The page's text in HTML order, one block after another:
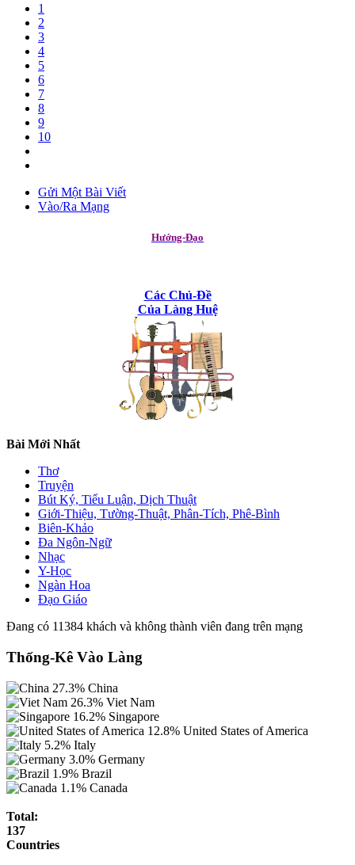
1
2
3
4
5
6
7
8
9
10
Gửi Một Bài Viết
Vào/Ra Mạng
Hướng-Đạo
Các Chủ-Đề
Của Làng Huệ
Bài Mới Nhất
Thơ
Truyện
Bút Ký, Tiểu Luận, Dịch Thuật
Giới-Thiệu, Tường-Thuật, Phân-Tích, Phê-Bình
Biên-Khảo
Đa Ngôn-Ngữ
Nhạc
Y-Học
Ngàn Hoa
Đạo Giáo
Đang có 11384 khách và không thành viên đang trên mạng
Thống-Kê Vào Làng
27.3% China
26.3% Viet Nam
16.2% Singapore
12.8% United States of America
5.2% Italy
3.0% Germany
1.9% Brazil
1.1% Canada
Total:
137
Countries